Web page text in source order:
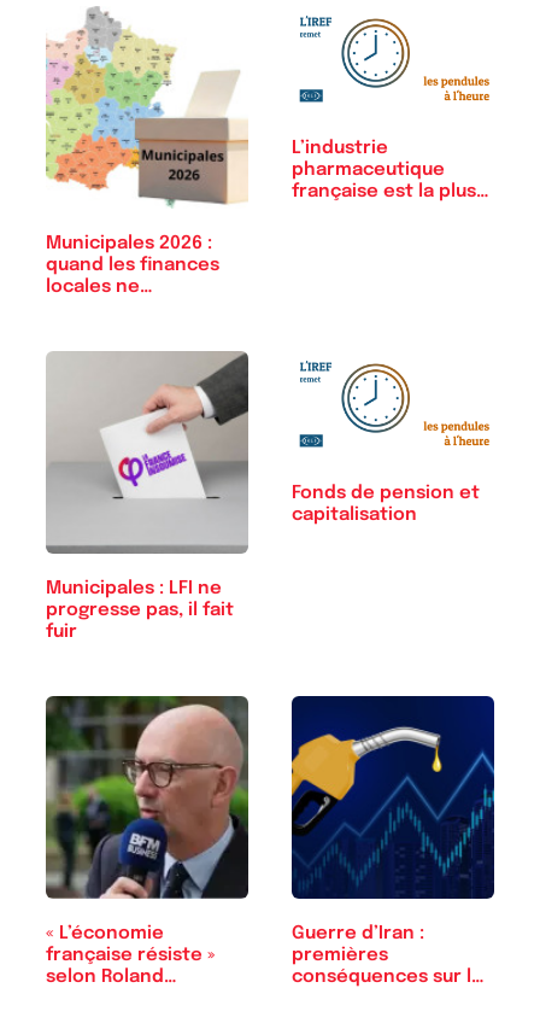
Municipales 2026 :
quand les finances
locales ne…
L’industrie
pharmaceutique
française est la plus…
Municipales : LFI ne
progresse pas, il fait
fuir
Fonds de pension et
capitalisation
« L’économie
française résiste »
selon Roland…
Guerre d’Iran :
premières
conséquences sur le